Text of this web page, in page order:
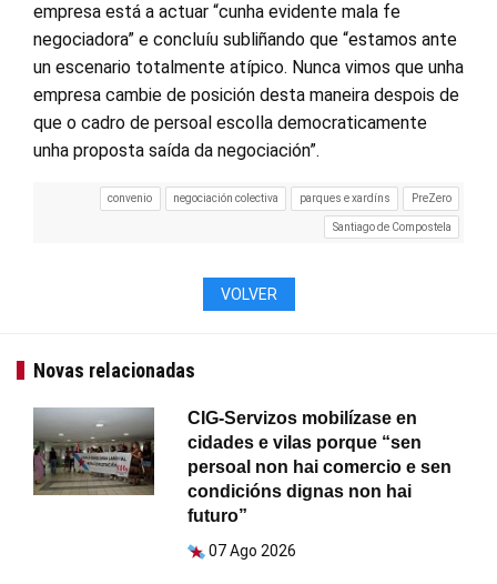
empresa está a actuar “cunha evidente mala fe
negociadora” e concluíu subliñando que “estamos ante
un escenario totalmente atípico. Nunca vimos que unha
empresa cambie de posición desta maneira despois de
que o cadro de persoal escolla democraticamente
unha proposta saída da negociación”.
convenio negociación colectiva parques e xardíns PreZero
Santiago de Compostela
VOLVER
Novas relacionadas
CIG-Servizos mobilízase en
cidades e vilas porque “sen
persoal non hai comercio e sen
condicións dignas non hai
futuro”
07 Ago 2026